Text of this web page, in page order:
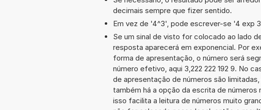
decimais sempre que fizer sentido.
Em vez de '4^3', pode escrever-se '4 exp
Se um sinal de visto for colocado ao lado
resposta aparecerá em exponencial. Por
forma de apresentação, o número será
número efetivo, aqui 3,222 222 192 9. No
de apresentação de números são
também há a opção da escrita de números
isso facilita a leitura de números muito